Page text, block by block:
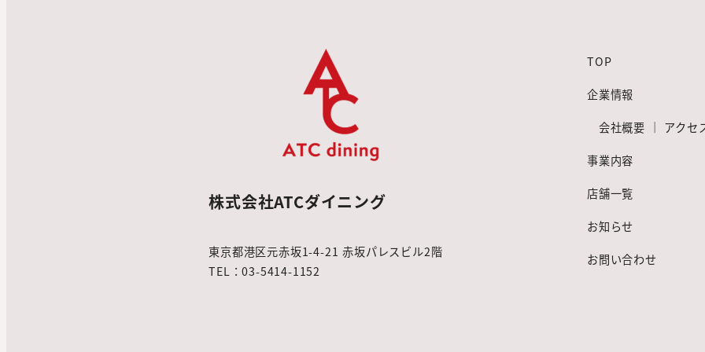
株式会社ATCダイニング
東京都港区元赤坂1-4-21 赤坂パレスビル2階
TEL：03-5414-1152
TOP
企業情報
会社概要 ｜ アクセ
事業内容
店舗一覧
お知らせ
お問い合わせ